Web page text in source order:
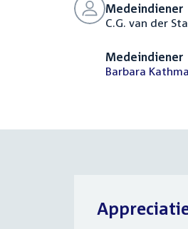
Medeindiener
C.G. van der
Medeindiener
Barbara